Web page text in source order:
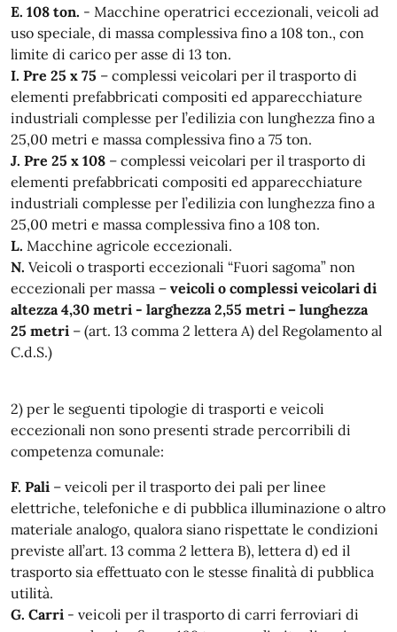
E. 108 ton. - Macchine operatrici eccezionali, veicoli ad
uso speciale, di massa complessiva fino a 108 ton., con
limite di carico per asse di 13 ton.
I. Pre 25 x 75 – complessi veicolari per il trasporto di
elementi prefabbricati compositi ed apparecchiature
industriali complesse per l’edilizia con lunghezza fino a
25,00 metri e massa complessiva fino a 75 ton.
J. Pre 25 x 108 – complessi veicolari per il trasporto di
elementi prefabbricati compositi ed apparecchiature
industriali complesse per l’edilizia con lunghezza fino a
25,00 metri e massa complessiva fino a 108 ton.
L. Macchine agricole eccezionali.
N. Veicoli o trasporti eccezionali “Fuori sagoma” non
eccezionali per massa – veicoli o complessi veicolari di
altezza 4,30 metri - larghezza 2,55 metri – lunghezza
25 metri – (art. 13 comma 2 lettera A) del Regolamento al
C.d.S.)
2) per le seguenti tipologie di trasporti e veicoli
eccezionali non sono presenti strade percorribili di
competenza comunale:
F. Pali – veicoli per il trasporto dei pali per linee
elettriche, telefoniche e di pubblica illuminazione o altro
materiale analogo, qualora siano rispettate le condizioni
previste all’art. 13 comma 2 lettera B), lettera d) ed il
trasporto sia effettuato con le stesse finalità di pubblica
utilità.
G. Carri - veicoli per il trasporto di carri ferroviari di